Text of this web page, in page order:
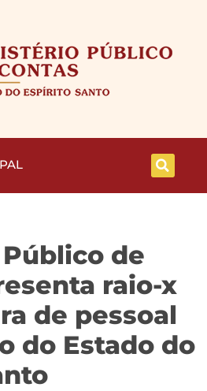
de
raio-x
de pessoal
do Estado do